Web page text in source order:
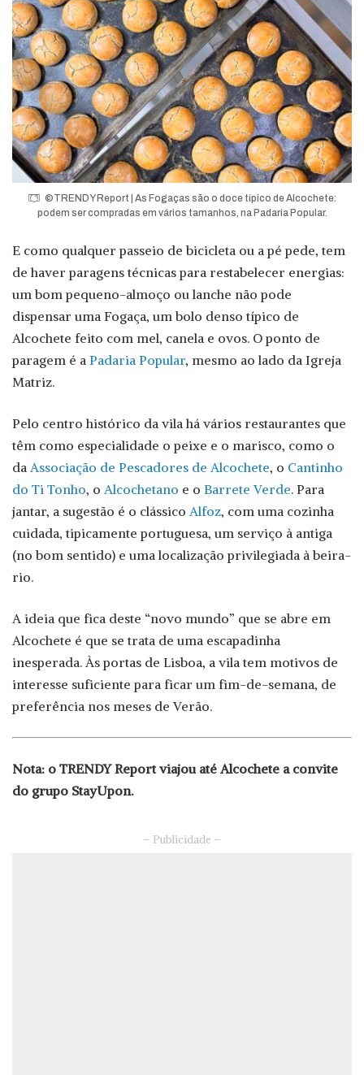
©TRENDY Report | As Fogaças são o doce típico de Alcochete:
podem ser compradas em vários tamanhos, na Padaria Popular.
E como qualquer passeio de bicicleta ou a pé pede, tem
de haver paragens técnicas para restabelecer energias:
um bom pequeno-almoço ou lanche não pode
dispensar uma Fogaça, um bolo denso típico de
Alcochete feito com mel, canela e ovos. O ponto de
paragem é a Padaria Popular, mesmo ao lado da Igreja
Matriz.
Pelo centro histórico da vila há vários restaurantes que
têm como especialidade o peixe e o marisco, como o
da Associação de Pescadores de Alcochete, o Cantinho
do Ti Tonho, o Alcochetano e o Barrete Verde. Para
jantar, a sugestão é o clássico Alfoz, com uma cozinha
cuidada, tipicamente portuguesa, um serviço à antiga
(no bom sentido) e uma localização privilegiada à beira-
rio.
A ideia que fica deste “novo mundo” que se abre em
Alcochete é que se trata de uma escapadinha
inesperada. Às portas de Lisboa, a vila tem motivos de
interesse suficiente para ficar um fim-de-semana, de
preferência nos meses de Verão.
Nota: o TRENDY Report viajou até Alcochete a convite
do grupo StayUpon.
– Publicidade –